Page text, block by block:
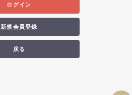
ログイン
新規会員登録
戻る